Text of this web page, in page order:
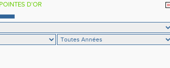
D'OR